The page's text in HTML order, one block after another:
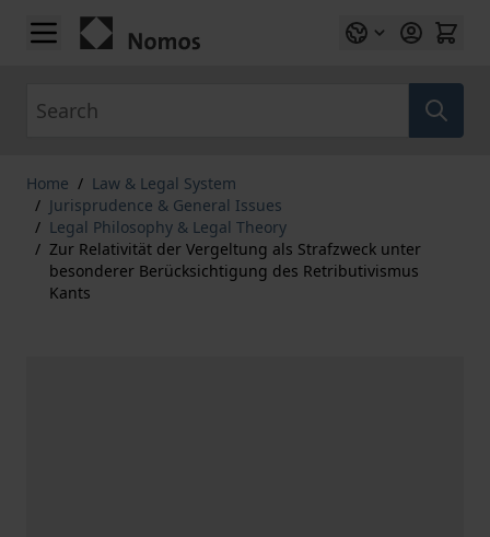
Skip to Content
Home / Law & Legal System
/ Jurisprudence & General Issues
/ Legal Philosophy & Legal Theory
/ Zur Relativität der Vergeltung als Strafzweck unter
besonderer Berücksichtigung des Retributivismus
Kants